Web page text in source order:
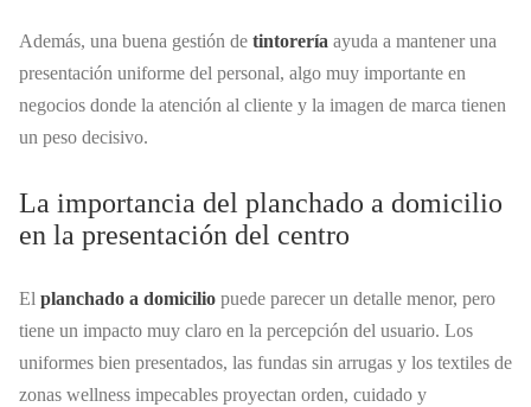
Además, una buena gestión de tintorería ayuda a mantener una
presentación uniforme del personal, algo muy importante en
negocios donde la atención al cliente y la imagen de marca tienen
un peso decisivo.
La importancia del planchado a domicilio
en la presentación del centro
El planchado a domicilio puede parecer un detalle menor, pero
tiene un impacto muy claro en la percepción del usuario. Los
uniformes bien presentados, las fundas sin arrugas y los textiles de
zonas wellness impecables proyectan orden, cuidado y